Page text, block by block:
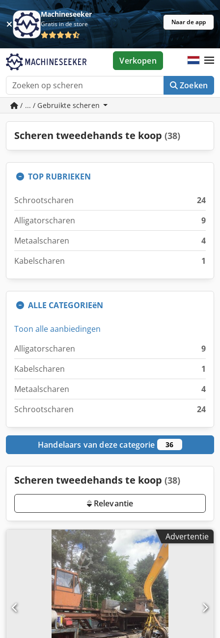
Machineseeker
Gratis in de store Naar de app
Zoeken
Verkopen
/ ... / Gebruikte scheren
Scheren tweedehands te koop (38)
TOP RUBRIEKEN
Schrootscharen
24
Alligatorscharen
9
Metaalscharen
4
Kabelscharen
1
ALLE CATEGORIEëN
Toon alle aanbiedingen
Alligatorscharen
9
Kabelscharen
1
Metaalscharen
4
Schrootscharen
24
Handelaars van deze categorie 36
Scheren tweedehands te koop (38)
Relevantie
Advertentie